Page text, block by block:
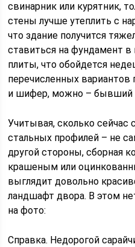
свинарник или курятник,
стены лучше утеплить с
что здание получится
ставиться на фундамент
плиты, что обойдется
перечисленных
и шифер, можно – бывший
Учитывая, сколько сейчас
стальных профилей – не
другой стороны, сборная
крашеным или
выглядит довольно
ландшафт двора. В этом
на фото:
Справка. Недорогой